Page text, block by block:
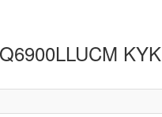
KYK